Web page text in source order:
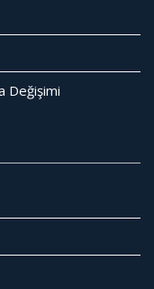
Değişimi